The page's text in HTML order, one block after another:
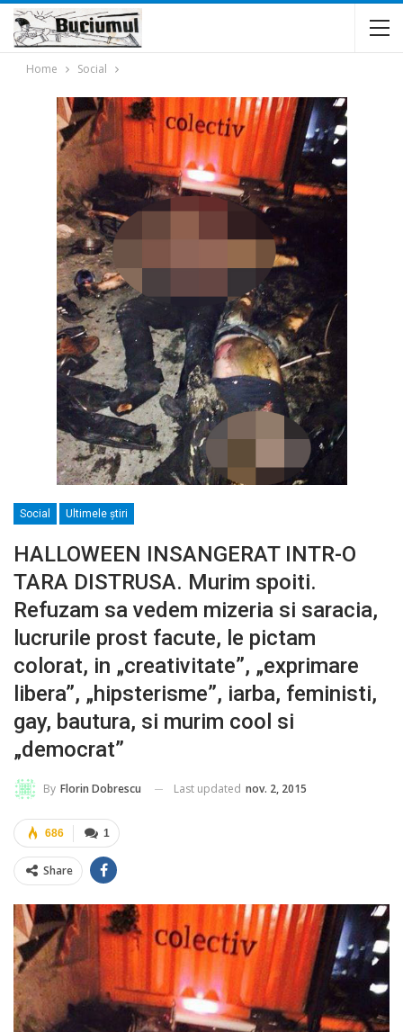
Home Social
Social Ultimele ştiri
HALLOWEEN INSANGERAT INTR-O
TARA DISTRUSA. Murim spoiti.
Refuzam sa vedem mizeria si saracia,
lucrurile prost facute, le pictam
colorat, in „creativitate”, „exprimare
libera”, „hipsterisme”, iarba, feministi,
gay, bautura, si murim cool si
„democrat”
By Florin Dobrescu Last updated nov. 2, 2015
1
686
Share